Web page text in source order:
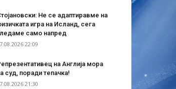
Не се адаптиравме на
игра на Исланд, сега
само напред
22:09
на Англија мора
суд, поради тепачка!
21:30